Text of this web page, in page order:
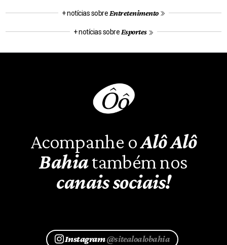
+ notícias sobre Entretenimento
+ notícias sobreEsportes
Acompanhe oAlô Alô
Bahiatambém nos
canais sociais!
Instagram@sitealoalobahia